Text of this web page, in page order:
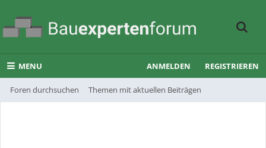
MENU
Foren durchsuchen Themen mit aktuellen Beiträgen
ANMELDEN REGISTRIEREN